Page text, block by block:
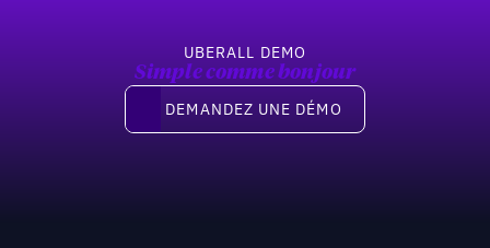
UBERALL DEMO
Simple comme bonjour
Demandez une démo
DEMANDEZ UNE DÉMO